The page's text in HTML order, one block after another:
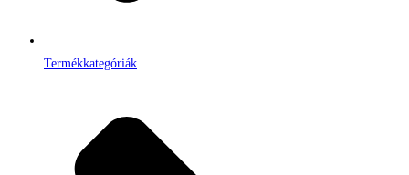
Termékkategóriák